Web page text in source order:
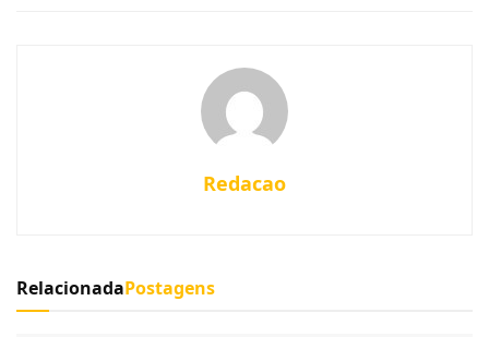
Redacao
RelacionadaPostagens